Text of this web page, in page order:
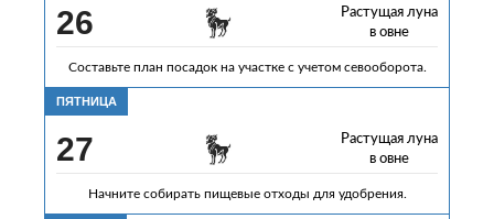
26
Растущая луна
в овне
Составьте план посадок на участке с учетом севооборота.
ПЯТНИЦА
27
Растущая луна
в овне
Начните собирать пищевые отходы для удобрения.